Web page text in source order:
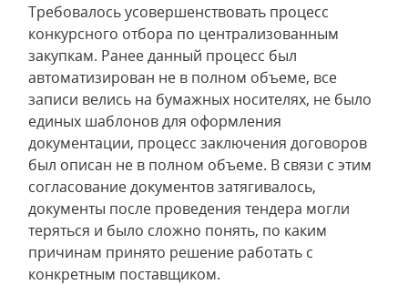
Требовалось усовершенствовать процесс
конкурсного отбора по централизованным
закупкам. Ранее данный процесс был
автоматизирован не в полном объеме, все
записи велись на бумажных носителях, не было
единых шаблонов для оформления
документации, процесс заключения договоров
был описан не в полном объеме. В связи с этим
согласование документов затягивалось,
документы после проведения тендера могли
теряться и было сложно понять, по каким
причинам принято решение работать с
конкретным поставщиком.